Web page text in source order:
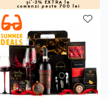
și -3% EXTRA la
comenzi peste 700 lei